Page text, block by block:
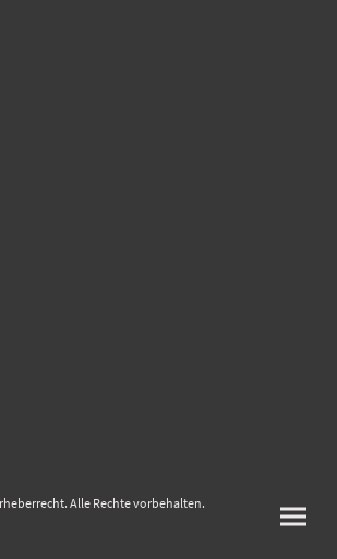
Alle Rechte vorbehalten.